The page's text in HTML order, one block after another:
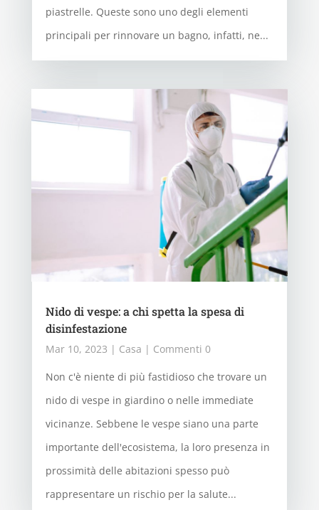
piastrelle. Queste sono uno degli elementi
principali per rinnovare un bagno, infatti, ne...
Nido di vespe: a chi spetta la spesa di
disinfestazione
Mar 10, 2023 | Casa | Commenti 0
Non c'è niente di più fastidioso che trovare un
nido di vespe in giardino o nelle immediate
vicinanze. Sebbene le vespe siano una parte
importante dell'ecosistema, la loro presenza in
prossimità delle abitazioni spesso può
rappresentare un rischio per la salute...